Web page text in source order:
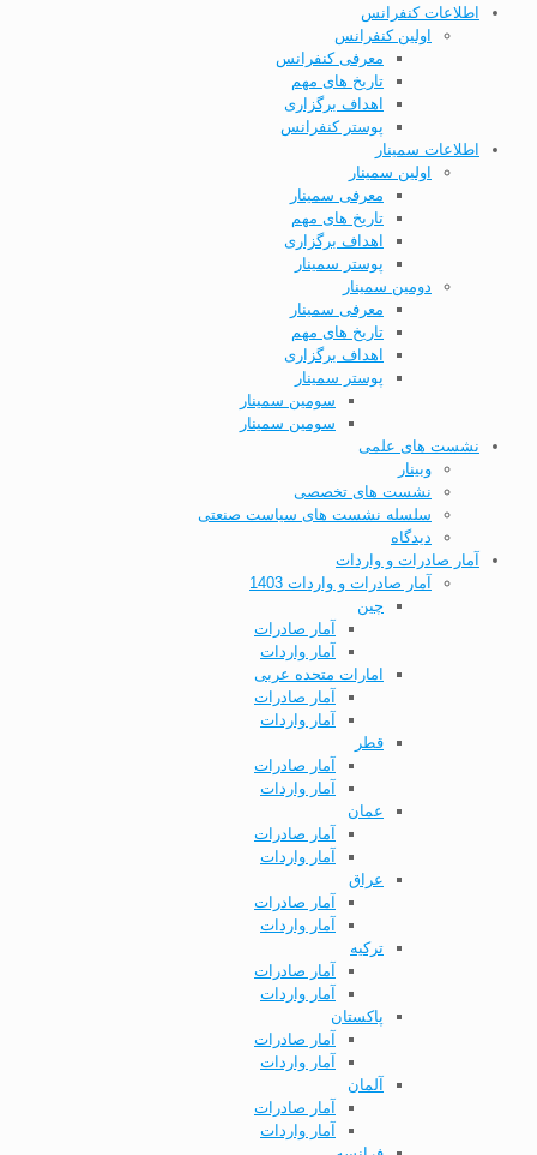
اطلاعات کنفرانس
اولین کنفرانس
معرفی کنفرانس
تاریخ های مهم
اهداف برگزاری
پوستر کنفرانس
اطلاعات سمینار
اولین سمینار
معرفی سمینار
تاریخ های مهم
اهداف برگزاری
پوستر سمینار
دومین سمینار
معرفی سمینار
تاریخ های مهم
اهداف برگزاری
پوستر سمینار
سومین سمینار
سومین سمینار
نشست های علمی
وبینار
نشست های تخصصی
سلسله نشست های سیاست صنعتی
دیدگاه
آمار صادرات و واردات
آمار صادرات و واردات 1403
چین
آمار صادرات
آمار واردات
امارات متحده عربی
آمار صادرات
آمار واردات
قطر
آمار صادرات
آمار واردات
عمان
آمار صادرات
آمار واردات
عراق
آمار صادرات
آمار واردات
ترکیه
آمار صادرات
آمار واردات
پاکستان
آمار صادرات
آمار واردات
آلمان
آمار صادرات
آمار واردات